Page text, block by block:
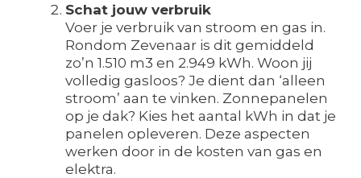
Schat jouw verbruik
Voer je verbruik van stroom en gas in.
Rondom Zevenaar is dit gemiddeld
zo’n 1.510 m3 en 2.949 kWh. Woon jij
volledig gasloos? Je dient dan ‘alleen
stroom’ aan te vinken. Zonnepanelen
op je dak? Kies het aantal kWh in dat je
panelen opleveren. Deze aspecten
werken door in de kosten van gas en
elektra.